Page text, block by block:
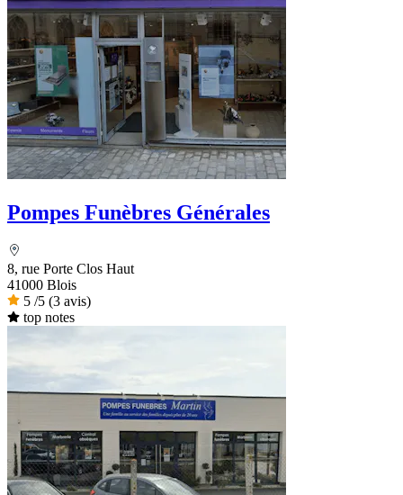
Pompes Funèbres Générales
8, rue Porte Clos Haut
41000 Blois
5 /5 (3 avis)
top notes